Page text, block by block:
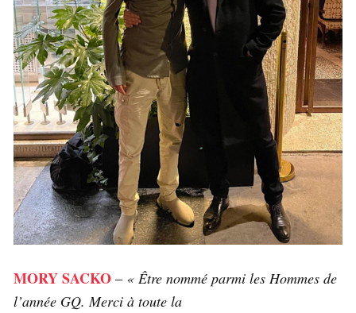
MORY SACKO – « Être nommé parmi les Hommes de
l’année GQ. Merci à toute la